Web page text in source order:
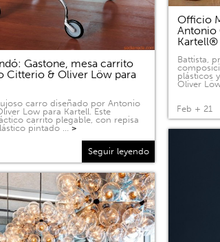
Officio
Antonio
Kartell®
Battista,
plásticos
Oliver
Feb + 21
Gastone, mesa carrito
Citterio & Oliver Löw para
carro diseñado por Antonio
Low para Kartell. Este
carrito plegable, con repisa
pintado …>
Seguir leyendo